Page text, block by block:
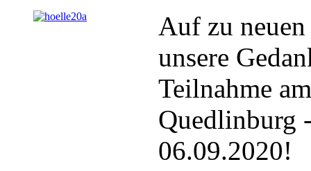
Auf zu
unsere
Teilnahme
Quedlinburg
06.09.2020!